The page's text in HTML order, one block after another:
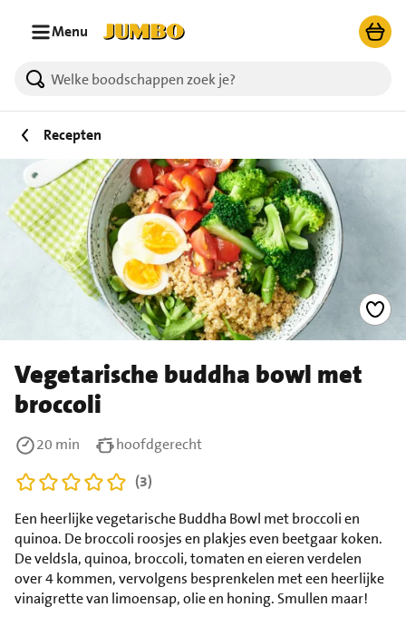
Menu
Recepten
Vegetarische buddha bowl met
broccoli
Een heerlijke vegetarische Buddha Bowl met broccoli en
quinoa. De broccoli roosjes en plakjes even beetgaar koken.
De veldsla, quinoa, broccoli, tomaten en eieren verdelen
over 4 kommen, vervolgens besprenkelen met een heerlijke
vinaigrette van limoensap, olie en honing. Smullen maar!
20 min
hoofdgerecht
(3)